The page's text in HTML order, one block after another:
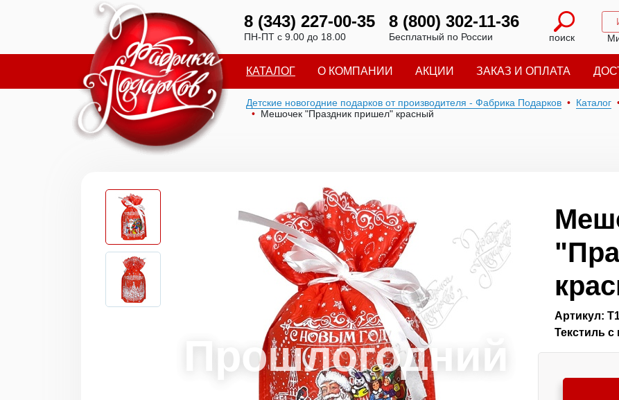
8 (343) 227-00-35
ПН-ПТ с 9.00 до 18.00
8 (800) 302-11-36
Бесплатный по России поиск
КАТАЛОГ О КОМПАНИИ АКЦИИ ЗАКАЗ И ОПЛАТА
Детские новогодние подарков от производителя - Фабрика Подарков Каталог
Мешочек "Праздник пришел" красный
Артикул:
Текстиль с